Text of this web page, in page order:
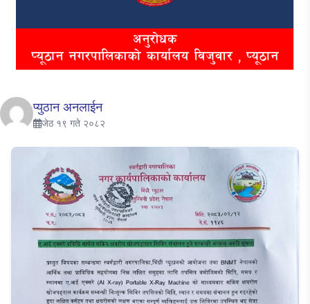
प्युठान अनलाईन
जेठ १९ गते २०८२